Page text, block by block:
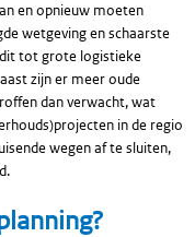
en opnieuw moeten
wetgeving en schaarste
tot grote logistieke
zijn er meer oude
dan verwacht, wat
in de regio
wegen af te sluiten,